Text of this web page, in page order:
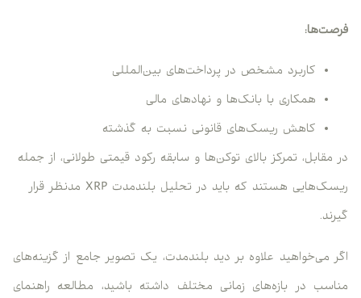
فرصت‌ها:
کاربرد مشخص در پرداخت‌های بین‌المللی
همکاری با بانک‌ها و نهادهای مالی
کاهش ریسک‌های قانونی نسبت به گذشته
در مقابل، تمرکز بالای توکن‌ها و سابقه رکود قیمتی طولانی، از جمله
ریسک‌هایی هستند که باید در تحلیل بلندمدت XRP مدنظر قرار
گیرند.
اگر می‌خواهید علاوه بر دید بلندمدت، یک تصویر جامع از گزینه‌های
مناسب در بازه‌های زمانی مختلف داشته باشید، مطالعه راهنمای